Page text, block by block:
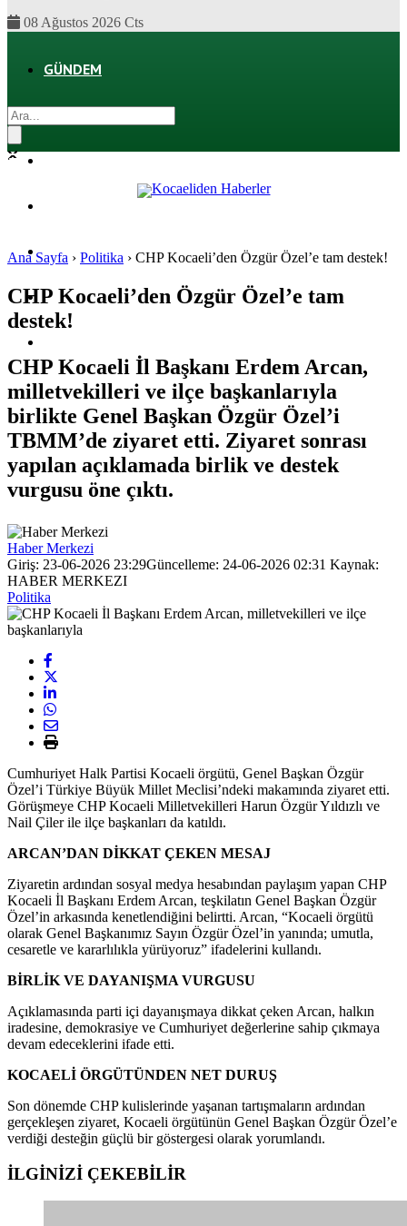
08 Ağustos 2026 Cts
GÜNDEM
SPOR
MAGAZIN
Ana Sayfa › Politika › CHP Kocaeli’den Özgür Özel’e tam destek!
CHP Kocaeli’den Özgür Özel’e tam
destek!
CHP Kocaeli İl Başkanı Erdem Arcan,
milletvekilleri ve ilçe başkanlarıyla
birlikte Genel Başkan Özgür Özel’i
TBMM’de ziyaret etti. Ziyaret sonrası
yapılan açıklamada birlik ve destek
vurgusu öne çıktı.
Haber Merkezi
Giriş: 23-06-2026 23:29Güncelleme: 24-06-2026 02:31 Kaynak:
HABER MERKEZI
Politika
Cumhuriyet Halk Partisi Kocaeli örgütü, Genel Başkan Özgür
Özel’i Türkiye Büyük Millet Meclisi’ndeki makamında ziyaret etti.
Görüşmeye CHP Kocaeli Milletvekilleri Harun Özgür Yıldızlı ve
Nail Çiler ile ilçe başkanları da katıldı.
ARCAN’DAN DİKKAT ÇEKEN MESAJ
Ziyaretin ardından sosyal medya hesabından paylaşım yapan CHP
Kocaeli İl Başkanı Erdem Arcan, teşkilatın Genel Başkan Özgür
Özel’in arkasında kenetlendiğini belirtti. Arcan, “Kocaeli örgütü
olarak Genel Başkanımız Sayın Özgür Özel’in yanında; umutla,
cesaretle ve kararlılıkla yürüyoruz” ifadelerini kullandı.
BİRLİK VE DAYANIŞMA VURGUSU
Açıklamasında parti içi dayanışmaya dikkat çeken Arcan, halkın
iradesine, demokrasiye ve Cumhuriyet değerlerine sahip çıkmaya
devam edeceklerini ifade etti.
KOCAELİ ÖRGÜTÜNDEN NET DURUŞ
Son dönemde CHP kulislerinde yaşanan tartışmaların ardından
gerçekleşen ziyaret, Kocaeli örgütünün Genel Başkan Özgür Özel’e
verdiği desteğin güçlü bir göstergesi olarak yorumlandı.
İLGİNİZİ ÇEKEBİLİR